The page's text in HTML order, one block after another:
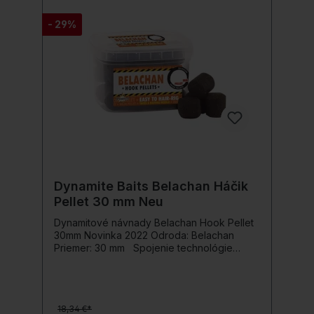
- 29%
Dynamite Baits Belachan Háčik
Pellet 30 mm Neu
Dynamitové návnady Belachan Hook Pellet
30mm Novinka 2022 Odroda: Belachan
Priemer: 30 mm Spojenie technológie
ako návnada na sumce a kapry. Sú ideálne
18,34 €*